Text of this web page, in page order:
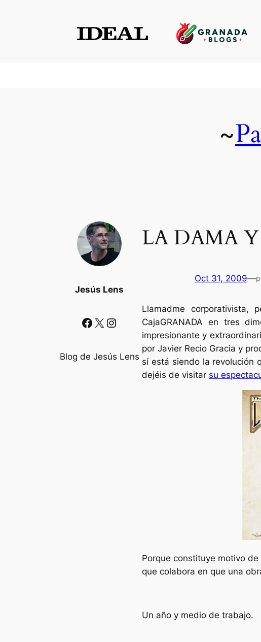
~
Jesús Lens
Facebook X Instagram
Blog de Jesús Lens
LA DAMA
Oct 31, 2009—
Llamadme corporativista,
CajaGRANADA en tres
impresionante y
por Javier Recio Gracia y
sí está siendo la revolución
dejéis de visitar su
Porque constituye motivo
que colabora en que una
Un año y medio de trabajo.